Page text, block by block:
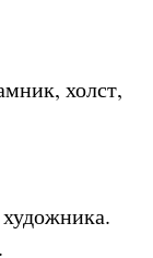
холст,
художника.